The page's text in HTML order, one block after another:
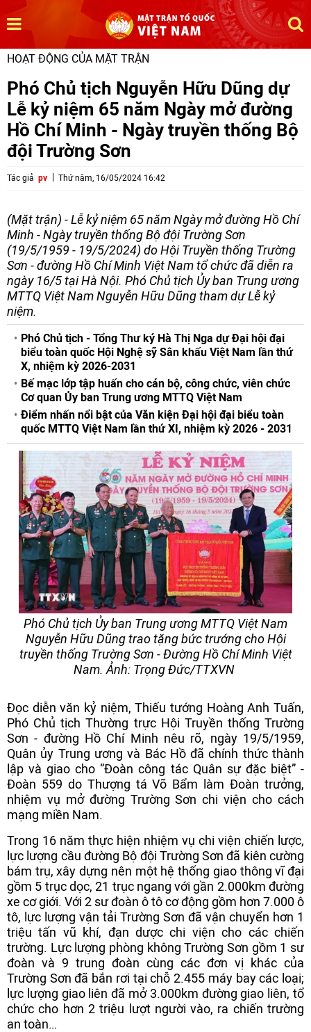
HOẠT ĐỘNG CỦA MẶT TRẬN
Phó Chủ tịch Nguyễn Hữu Dũng dự
Lễ kỷ niệm 65 năm Ngày mở đường
Hồ Chí Minh - Ngày truyền thống Bộ
đội Trường Sơn
Tác giả pv Thứ năm, 16/05/2024 16:42
(Mặt trận) - Lễ kỷ niệm 65 năm Ngày mở đường Hồ Chí
Minh - Ngày truyền thống Bộ đội Trường Sơn
(19/5/1959 - 19/5/2024) do Hội Truyền thống Trường
Sơn - đường Hồ Chí Minh Việt Nam tổ chức đã diễn ra
ngày 16/5 tại Hà Nội. Phó Chủ tịch Ủy ban Trung ương
MTTQ Việt Nam Nguyễn Hữu Dũng tham dự Lễ kỷ
niệm.
Phó Chủ tịch - Tổng Thư ký Hà Thị Nga dự Đại hội đại
biểu toàn quốc Hội Nghệ sỹ Sân khấu Việt Nam lần thứ
X, nhiệm kỳ 2026-2031
Bế mạc lớp tập huấn cho cán bộ, công chức, viên chức
Cơ quan Ủy ban Trung ương MTTQ Việt Nam
Điểm nhấn nổi bật của Văn kiện Đại hội đại biểu toàn
quốc MTTQ Việt Nam lần thứ XI, nhiệm kỳ 2026 - 2031
Phó Chủ tịch Ủy ban Trung ương MTTQ Việt Nam
Nguyễn Hữu Dũng trao tặng bức trướngcho Hội
truyền thống Trường Sơn - Đường Hồ Chí Minh Việt
Nam. Ảnh: Trọng Đức/TTXVN
Đọc diễn văn kỷ niệm, Thiếu tướng Hoàng Anh Tuấn,
Phó Chủ tịch Thường trực Hội Truyền thống Trường
Sơn - đường Hồ Chí Minh nêu rõ, ngày 19/5/1959,
Quân ủy Trung ương và Bác Hồ đã chính thức thành
lập và giao cho “Đoàn công tác Quân sự đặc biệt” -
Đoàn 559 do Thượng tá Võ Bẩm làm Đoàn trưởng,
nhiệm vụ mở đường Trường Sơn chi viện cho cách
mạng miền Nam.
Trong 16 năm thực hiện nhiệm vụ chi viện chiến lược,
lực lượng cầu đường Bộ đội Trường Sơn đã kiên cường
bám trụ, xây dựng nên một hệ thống giao thông vĩ đại
gồm 5 trục dọc, 21 trục ngang với gần 2.000km đường
xe cơ giới. Với 2 sư đoàn ô tô cơ động gồm hơn 7.000 ô
tô, lực lượng vận tải Trường Sơn đã vận chuyển hơn 1
triệu tấn vũ khí, đạn dược chi viện cho các chiến
trường. Lực lượng phòng không Trường Sơn gồm 1 sư
đoàn và 9 trung đoàn cùng các đơn vị khác của
Trường Sơn đã bắn rơi tại chỗ 2.455 máy bay các loại;
lực lượng giao liên đã mở 3.000km đường giao liên, tổ
chức cho hơn 2 triệu lượt người vào, ra chiến trường
an toàn…